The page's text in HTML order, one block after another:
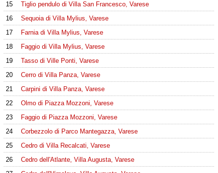
15
Tiglio pendulo di Villa San Francesco, Varese
16
Sequoia di Villa Mylius, Varese
17
Farnia di Villa Mylius, Varese
18
Faggio di Villa Mylius, Varese
19
Tasso di Ville Ponti, Varese
20
Cerro di Villa Panza, Varese
21
Carpini di Villa Panza, Varese
22
Olmo di Piazza Mozzoni, Varese
23
Faggio di Piazza Mozzoni, Varese
24
Corbezzolo di Parco Mantegazza, Varese
25
Cedro di Villa Recalcati, Varese
26
Cedro dell'Atlante, Villa Augusta, Varese